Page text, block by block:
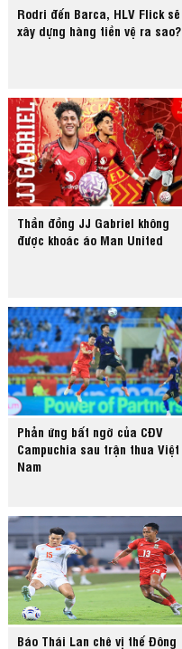
Rodri đến Barca, HLV Flick sẽ
xây dựng hàng tiền vệ ra sao?
Thần đồng JJ Gabriel không
được khoác áo Man United
Phản ứng bất ngờ của CĐV
Campuchia sau trận thua Việt
Nam
Báo Thái Lan chê vị thế Đông